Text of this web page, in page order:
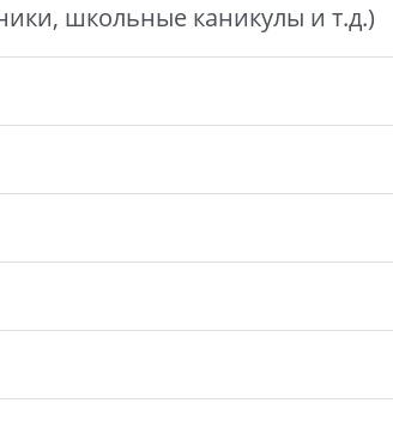
школьные каникулы и т.д.)